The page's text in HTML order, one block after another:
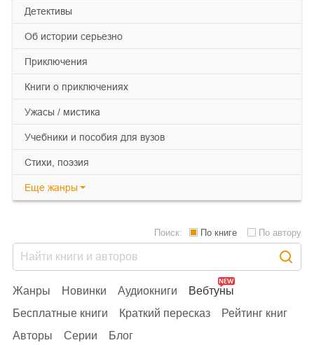
детективы
об истории серьезно
приключения
книги о приключениях
ужасы / мистика
учебники и пособия для вузов
cтихи, поэзия
Еще жанры
Жанры Новинки Аудиокниги
Вебтуны
Бесплатные книги
Краткий пересказ
Рейтинг книг
Авторы
Серии Блог
Поиск: По книге По автору